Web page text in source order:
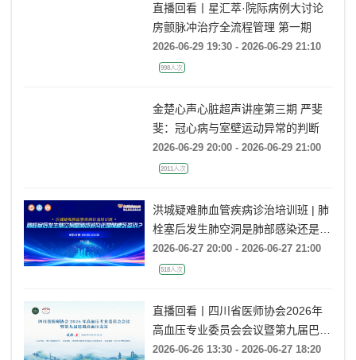
直播回看丨星汇萃·院际病例大讨论
房颤脉冲治疗全流程管理 第一期
2026-06-29 19:30 - 2026-06-29 21:10
998人次
金楚心声心脏超声讲座第三期 严斐
斐：冠心病与室壁运动异常的判断
2026-06-29 20:00 - 2026-06-29 21:00
2011人次
洪城疑难肺血管疾病诊治培训班 | 肺
栓塞后发生肺空洞是肺部感染还是肺
梗死鉴别？
2026-06-27 20:00 - 2026-06-27 21:00
518人次
直播回看丨四川省医师协会2026年
高血压专业委员会会议暨第九届巴蜀
高血压会议
2026-06-26 13:30 - 2026-06-27 18:20